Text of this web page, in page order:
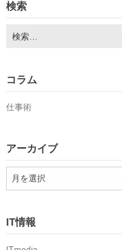
検索
索:
コラム
仕事術
アーカイブ
ー
IT情報